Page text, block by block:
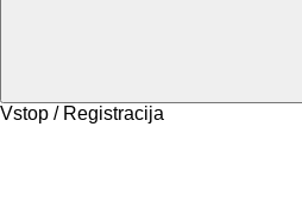
Vstop / Registracija